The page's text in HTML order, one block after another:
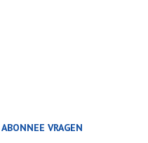
ABONNEE VRAGEN